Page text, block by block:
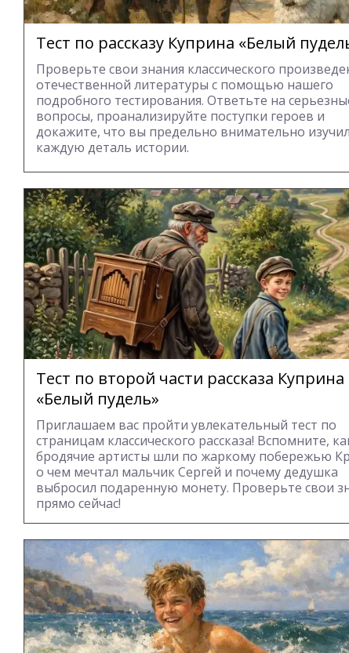
Тест по рассказу Куприна «Белый
Проверьте свои знания классического
отечественной литературы с помощью нашего
подробного тестирования. Ответьте на
вопросы, проанализируйте поступки героев и
докажите, что вы предельно внимательно
каждую деталь истории.
Тест по второй части рассказа Куприна
«Белый пудель»
Приглашаем вас пройти увлекательный тест по
страницам классического рассказа! Вспомните,
бродячие артисты шли по жаркому побережью
о чем мечтал мальчик Сергей и почему дедушка
выбросил подаренную монету. Проверьте свои
прямо сейчас!